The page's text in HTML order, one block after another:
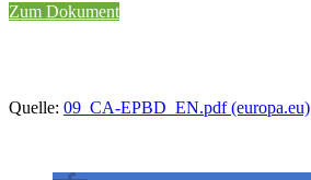
Zum Dokument
Quelle: 09_CA-EPBD_EN.pdf (europa.eu)